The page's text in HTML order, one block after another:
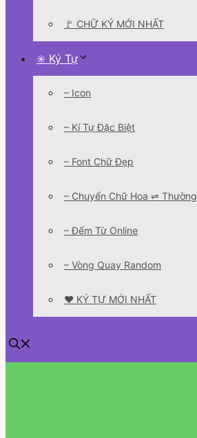
🚩 CHỮ KÝ MỚI NHẤT
✳️ Ký Tự
– Icon
– Kí Tự Đặc Biệt
– Font Chữ Đẹp
– Chuyển Chữ Hoa ⇌ Thường
– Đếm Từ Online
– Vòng Quay Random
❤️ KÝ TỰ MỚI NHẤT